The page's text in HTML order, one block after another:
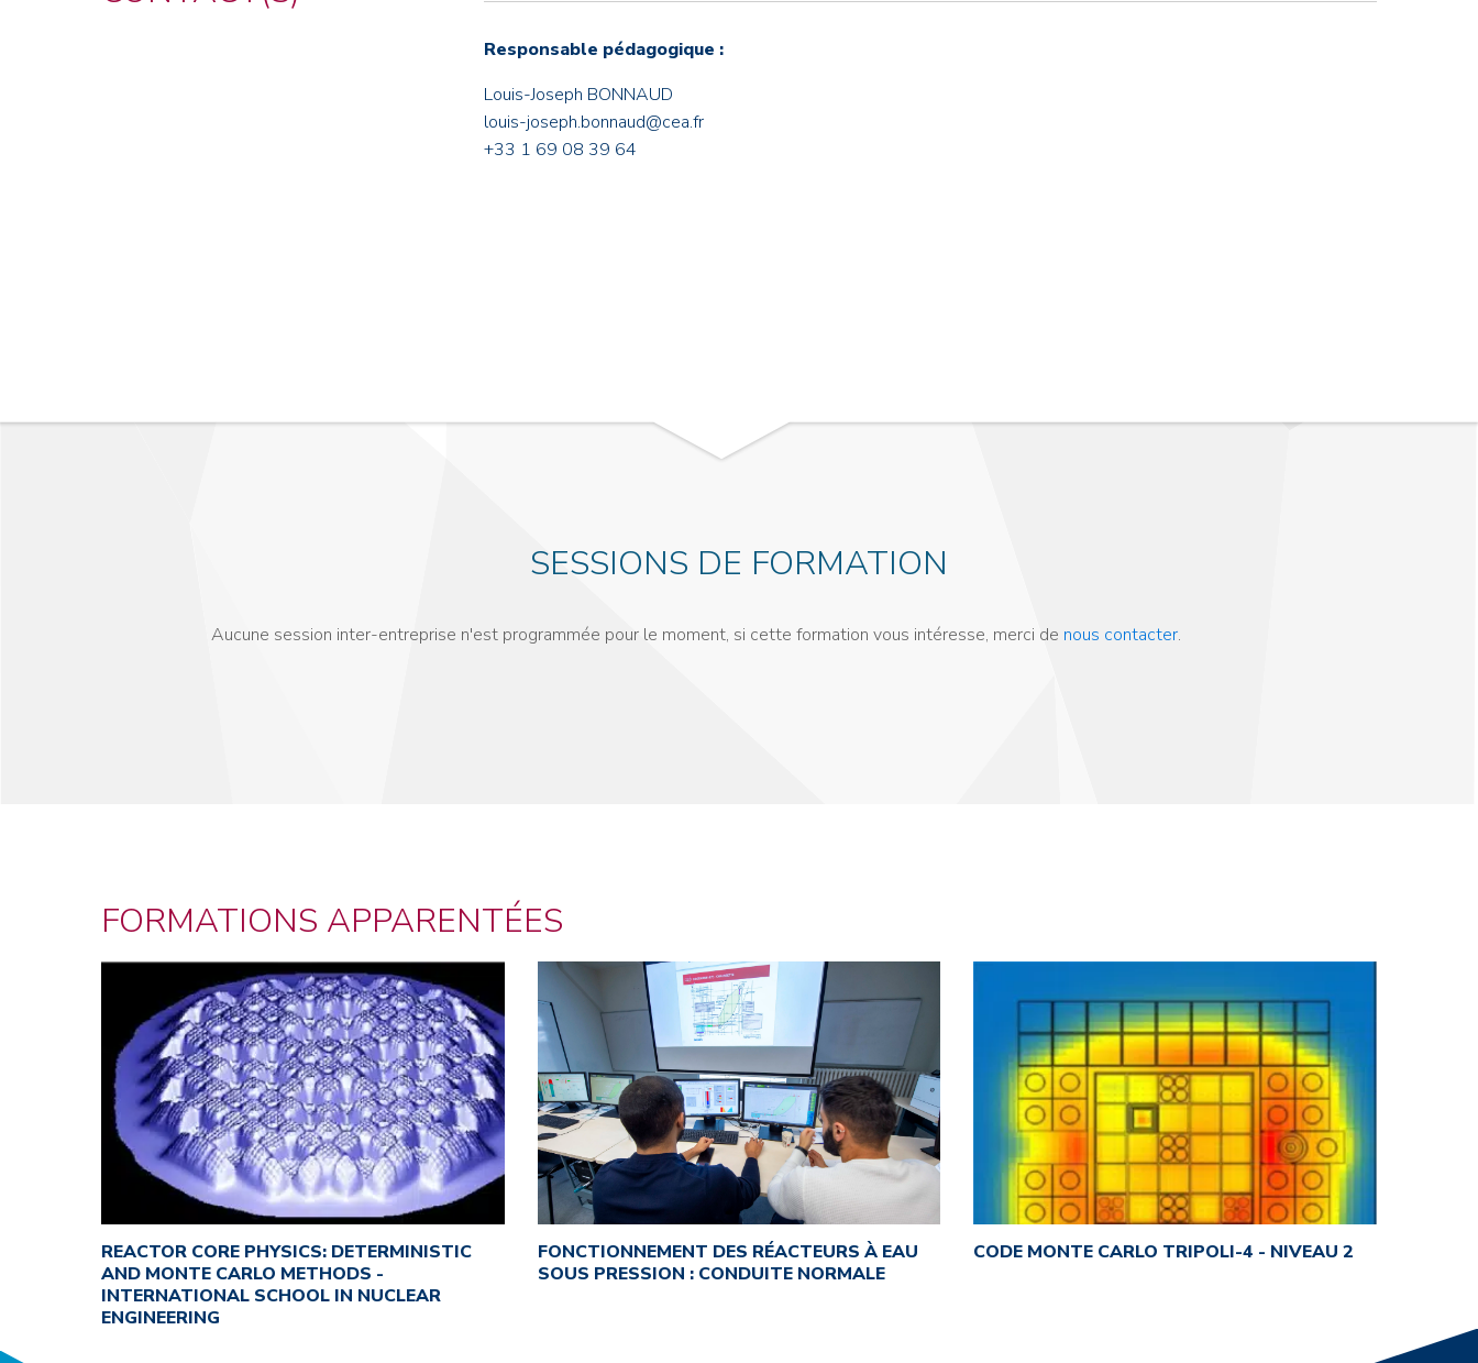
Responsable pédagogique :
Louis-Joseph BONNAUD
louis-joseph.bonnaud@cea.fr
+33 1 69 08 39 64
SESSIONS DE FORMATION
Aucune session inter-entreprise n'est programmée pour le moment, si cette formation vous intéresse, merci de nous contacter.
FORMATIONS APPARENTÉES
REACTOR CORE PHYSICS: DETERMINISTIC
AND MONTE CARLO METHODS -
INTERNATIONAL SCHOOL IN NUCLEAR
ENGINEERING
FONCTIONNEMENT DES RÉACTEURS À EAU
SOUS PRESSION : CONDUITE NORMALE
CODE MONTE CARLO TRIPOLI-4 - NIVEAU 2